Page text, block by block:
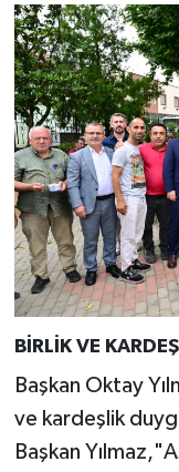
BİRLİK VE
Başkan Oktay
ve kardeşlik
Başkan